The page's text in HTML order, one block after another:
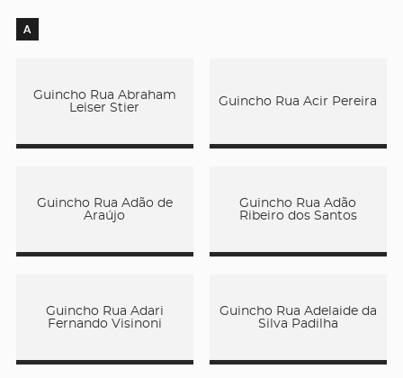
A
Guincho Rua Abraham
Leiser Stier
Guincho Rua Acir Pereira
Guincho Rua Adão de
Araújo
Guincho Rua Adão
Ribeiro dos Santos
Guincho Rua Adari
Fernando Visinoni
Guincho Rua Adelaide da
Silva Padilha